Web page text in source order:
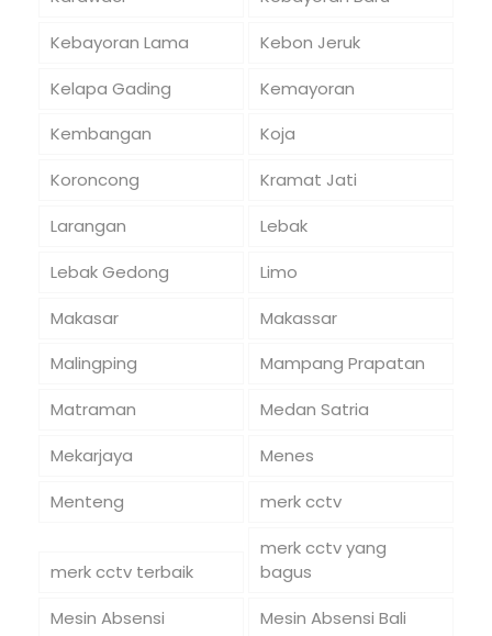
Kebayoran Lama
Kebon Jeruk
Kelapa Gading
Kemayoran
Kembangan
Koja
Koroncong
Kramat Jati
Larangan
Lebak
Lebak Gedong
Limo
Makasar
Makassar
Malingping
Mampang Prapatan
Matraman
Medan Satria
Mekarjaya
Menes
Menteng
merk cctv
merk cctv terbaik
merk cctv yang
bagus
Mesin Absensi
Mesin Absensi Bali